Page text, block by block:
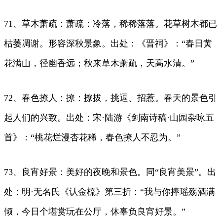
71、草木萧疏：萧疏：冷落，稀稀落落。花草树木都已
枯萎凋谢。形容深秋景象。出处：《晋祠》：“春日黄
花满山，径幽香远；秋来草木萧疏，天高水清。”
72、春色撩人：撩：撩拔，挑逗、招惹。春天的景色引
起人们的兴致。出处：宋·陆游《剑南诗稿·山园杂咏五
首》：“桃花烂漫杏花稀，春色撩人不忍为。”
73、良宵好景：美好的夜晚和景色。同“良宵美景”。出
处：明·无名氏《认金梳》第三折：“我与你捧瑶殇酒满
倾，今日个堪赏玩在公厅，休辜负良宵好景。”